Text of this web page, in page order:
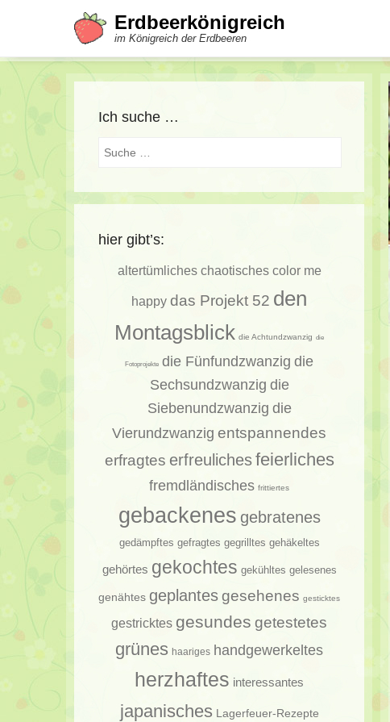
Erdbeerkönigreich
im Königreich der Erdbeeren
Ich suche …
Suche
hier gibt’s:
altertümliches chaotisches color me
happy das Projekt 52 den
Montagsblick die Achtundzwanzig die
Fotoprojekte die Fünfundzwanzig die
Sechsundzwanzig die
Siebenundzwanzig die
Vierundzwanzig entspannendes
erfragtes erfreuliches feierliches
fremdländisches frittiertes
gebackenes gebratenes
gedämpftes gefragtes gegrilltes gehäkeltes
gehörtes gekochtes gekühltes gelesenes
genähtes geplantesgesehenes gesticktes
gestricktes gesundes getestetes
grünes haariges handgewerkeltes
herzhaftes interessantes
japanisches Lagerfeuer-Rezepte